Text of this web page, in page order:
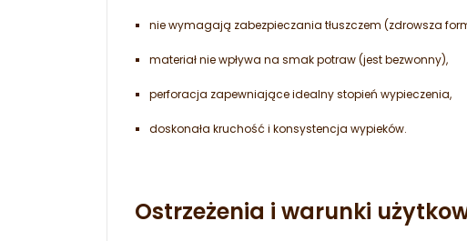
nie wymagają zabezpieczania tłuszczem (zdrowsza
materiał nie wpływa na smak potraw (jest bezwonny),
perforacja zapewniające idealny stopień wypieczenia,
doskonała kruchość i konsystencja wypieków.
Ostrzeżenia i warunki